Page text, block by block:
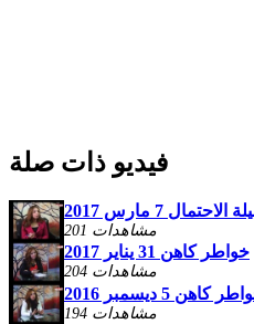
فيديو ذات صلة
7 مارس 2017
201 مشاهدات
خواطر كاهن 31 يناير 2017
204 مشاهدات
كاهن 5 ديسمبر 2016
194 مشاهدات